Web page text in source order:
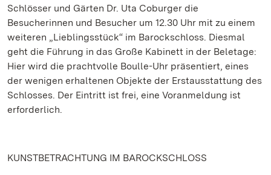
Schlösser und Gärten Dr. Uta Coburger die
Besucherinnen und Besucher um 12.30 Uhr mit zu einem
weiteren „Lieblingsstück“ im Barockschloss. Diesmal
geht die Führung in das Große Kabinett in der Beletage:
Hier wird die prachtvolle Boulle-Uhr präsentiert, eines
der wenigen erhaltenen Objekte der Erstausstattung des
Schlosses. Der Eintritt ist frei, eine Voranmeldung ist
erforderlich.
KUNSTBETRACHTUNG IM BAROCKSCHLOSS